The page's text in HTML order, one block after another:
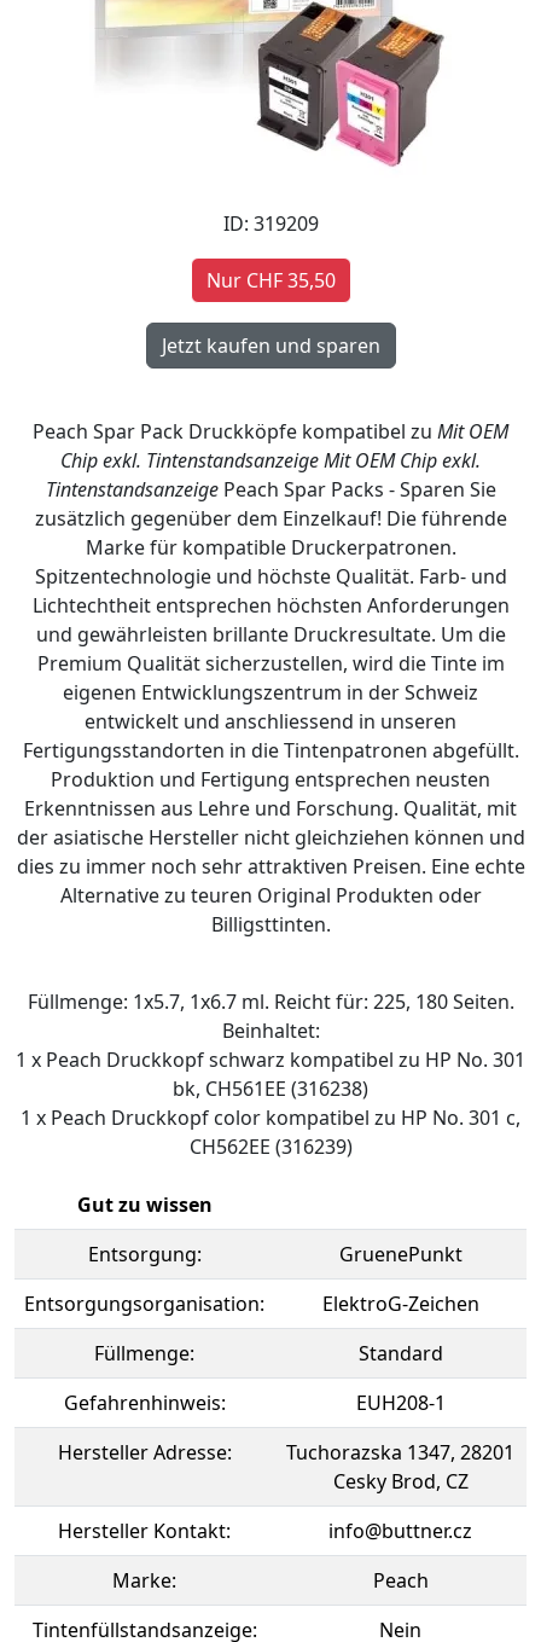
ID: 319209
Nur CHF 35,50
Peach Spar Pack Druckköpfe kompatibel zu Mit OEM
Chip exkl. TintenstandsanzeigeMit OEM Chip exkl.
TintenstandsanzeigePeach Spar Packs - Sparen Sie
zusätzlich gegenüber dem Einzelkauf! Die führende
Marke für kompatible Druckerpatronen.
Spitzentechnologie und höchste Qualität. Farb- und
Lichtechtheit entsprechen höchsten Anforderungen
und gewährleisten brillante Druckresultate. Um die
Premium Qualität sicherzustellen, wird die Tinte im
eigenen Entwicklungszentrum in der Schweiz
entwickelt und anschliessend in unseren
Fertigungsstandorten in die Tintenpatronen abgefüllt.
Produktion und Fertigung entsprechen neusten
Erkenntnissen aus Lehre und Forschung. Qualität, mit
der asiatische Hersteller nicht gleichziehen können und
dies zu immer noch sehr attraktiven Preisen. Eine echte
Alternative zu teuren Original Produkten oder
Billigsttinten.
Füllmenge: 1x5.7, 1x6.7 ml. Reicht für: 225, 180 Seiten.
Beinhaltet:
1 x Peach Druckkopf schwarz kompatibel zu HP No. 301
bk, CH561EE (316238)
1 x Peach Druckkopf color kompatibel zu HP No. 301 c,
CH562EE (316239)
Gut zu wissen
Entsorgung:
GruenePunkt
Entsorgungsorganisation:
ElektroG-Zeichen
Füllmenge:
Standard
Gefahrenhinweis:
EUH208-1
Hersteller Adresse:
Tuchorazska 1347, 28201
Cesky Brod, CZ
Hersteller Kontakt:
info@buttner.cz
Marke:
Peach
Tintenfüllstandsanzeige:
Nein